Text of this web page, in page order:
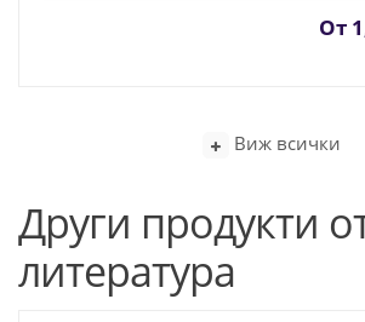
От
Виж всички
Други продукти
литература